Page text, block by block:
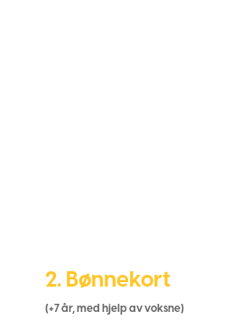
2. Bønnekort
(+7 år, med hjelp av voksne)